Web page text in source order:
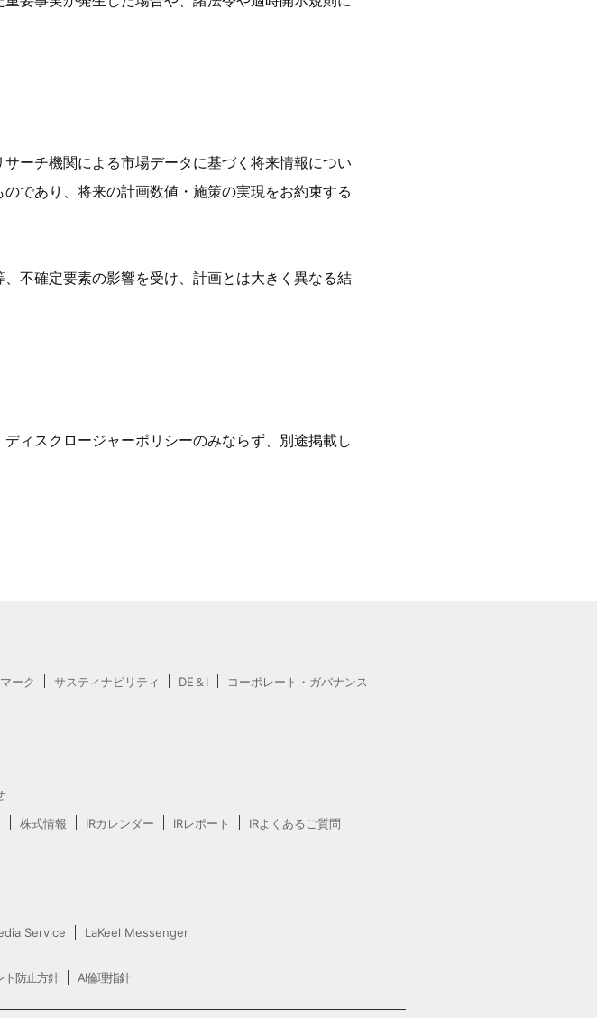
ーチ機関による市場データに基づく将来情報につい
であり、将来の計画数値・施策の実現をお約束する
不確定要素の影響を受け、計画とは大きく異なる結
ィスクロージャーポリシーのみならず、別途掲載し
ーク サスティナビリティ DE＆I
コーポレート・ガバナンス
株式情報 IRカレンダー IRレポート
IRよくあるご質問
Service LaKeel Messenger
ト防止方針 AI倫理指針